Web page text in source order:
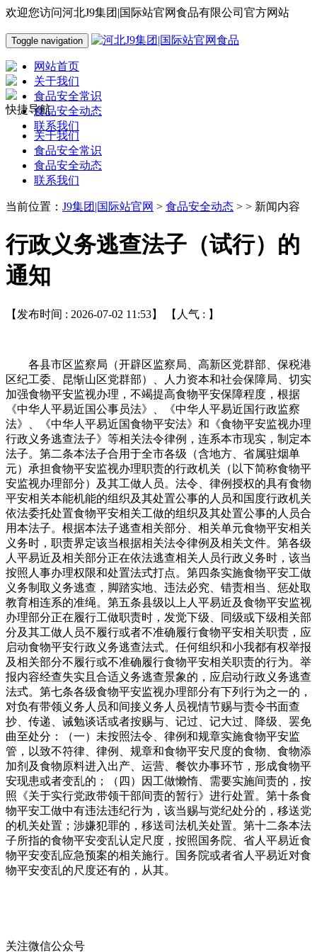
欢迎您访问河北J9集团|国际站官网食品有限公司官方网站
Toggle navigation
网站首页
关于我们
食品安全常识
食品安全动态
联系我们
快捷导航
关于我们
食品安全常识
食品安全动态
联系我们
当前位置： J9集团|国际站官网 > 食品安全动态 > > 新闻内容
行政义务逃查法子（试行）的
通知
【发布时间 : 2026-07-02 11:53】 【人气 : 】
各县市区监察局（开辟区监察局、高新区党群部、保税港
区纪工委、昆惭山区党群部）、人力资本和社会保障局、切实
加强食物平安监视办理，不竭提高食物平安保障程度，根据
《中华人平易近国公事员法》、《中华人平易近国行政监察
法》、《中华人平易近国食物平安法》和《食物平安监视办理
行政义务逃查法子》等相关法令律例，连系本市现实，制定本
法子。第二条本法子合用于全市各级（含地方、省属驻烟单
元）承担食物平安监视办理职责的行政机关（以下简称食物平
安监视办理部分）及其工做人员。法令、律例授权的具有食物
平安相关本能机能的组织及其处置公事的人员和国度行政机关
依法委托处置食物平安相关工做的组织及其处置公事的人员合
用本法子。根据本法子逃查相关部分、相关单元食物平安相关
义务时，职责界定该当根据相关法令律例及相关文件。第各级
人平易近及相关部分正在依法逃查相关人员行政义务时，该当
按照人事办理权限和处置法式打点。第四条实施食物平安工做
义务制取义务逃查，脚踏实地、违法必究、错责相当、惩处取
教育相连系的准绳。第五条县级以上人平易近及食物平安监视
办理部分正在履行工做职责时，发觉下级、同级或下级相关部
分及其工做人员不履行或者不准确履行食物平安相关职责，应
启动食物平安行政义务逃查法式。任何组织和小我都有权举报
及相关部分不履行或不准确履行食物平安相关职责的行为。举
报内容经查失实且合适义务逃查景象的，应启动行政义务逃查
法式。第七条各级食物平安监视办理部分有下列行为之一的，
对负有带领义务人员和间接义务人员视情节赐与责令书面查
抄、传递、诫勉谈话或者按赐与、记过、记大过、降级、罢免
曲至处分：（一）未按照法令、律例和规章实施食物平安监
管，以致不符律、律例、规章和食物平安尺度的食物、食物添
加剂及食物原料进入出产、运营、餐饮办事环节，形成食物平
安现患或者变乱的；（四）因工做懒惰、需要实施间责的，按
照《关于实行党政带领干部间责的暂行》进行处置。第十条食
物平安工做中有违法违纪行为，该当赐与党纪处分的，移送党
的机关处置；涉嫌犯罪的，移送司法机关处置。第十二条本法
子所指的食物平安变乱认定尺度，按照国务院、省人平易近食
物平安变乱应急预案的相关施行。国务院或者省人平易近对食
物平安变乱的尺度还有的，从其。
关注微信公众号